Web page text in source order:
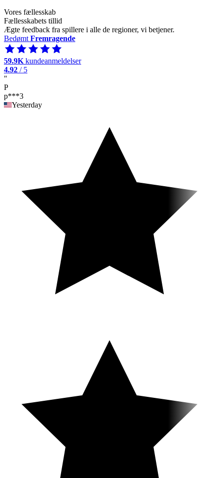
Vores fællesskab
Fællesskabets tillid
Ægte feedback fra spillere i alle de regioner, vi betjener.
Bedømt Fremragende
59.9K kundeanmeldelser
4.92 / 5
"
P
p***3
Yesterday